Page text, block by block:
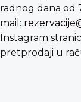
radnog dana od
mail:
Instagram
pretprodaji u